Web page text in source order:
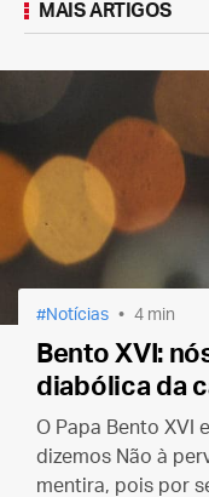
MAIS ARTIGOS
Notícias 4 min
Bento XVI:
diabólica da
O Papa Bento XVI
dizemos Não à
mentira, pois por